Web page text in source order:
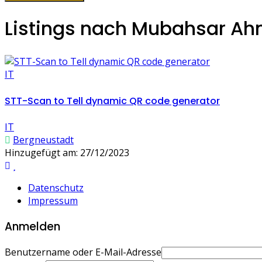
Listings nach Mubahsar
IT
STT-Scan to Tell dynamic QR code generator
IT
Bergneustadt
Hinzugefügt am: 27/12/2023
Datenschutz
Impressum
Anmelden
Benutzername oder E-Mail-Adresse